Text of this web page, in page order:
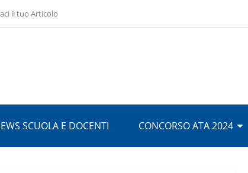
il tuo Articolo
SCUOLA E DOCENTI CONCORSO ATA 2024